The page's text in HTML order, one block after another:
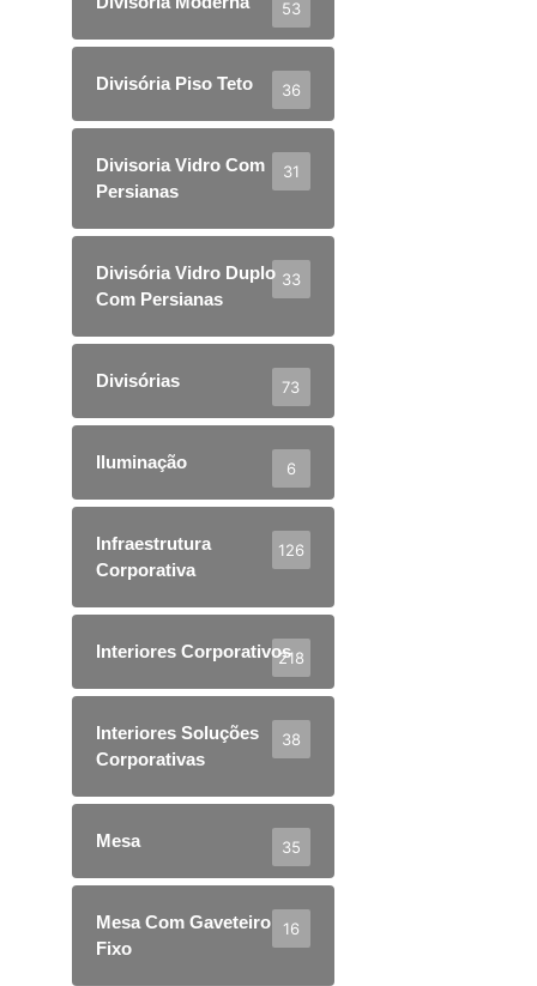
53
Divisória Piso Teto 36
Divisoria Vidro Com
Persianas
31
Divisória Vidro Duplo
Com Persianas
33
Divisórias 73
Iluminação 6
Infraestrutura
Corporativa
126
Interiores Corporativos218
Interiores Soluções
Corporativas
38
Mesa 35
Mesa Com Gaveteiro
Fixo
16